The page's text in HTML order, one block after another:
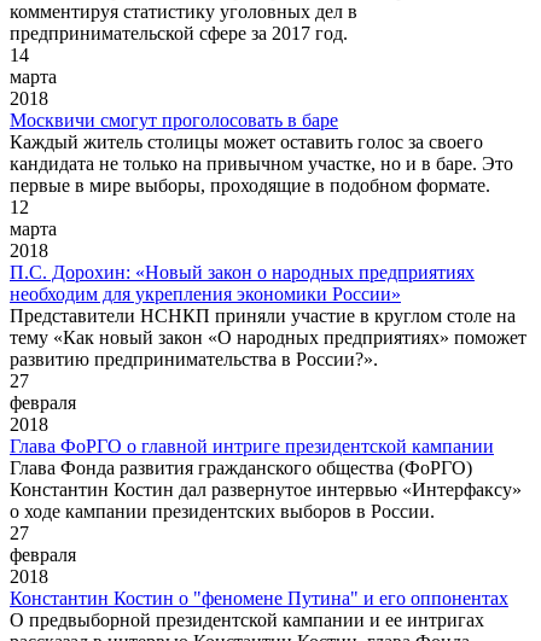
комментируя статистику уголовных дел в
предпринимательской сфере за 2017 год.
14
марта
2018
Москвичи смогут проголосовать в баре
Каждый житель столицы может оставить голос за своего
кандидата не только на привычном участке, но и в баре. Это
первые в мире выборы, проходящие в подобном формате.
12
марта
2018
П.С. Дорохин: «Новый закон о народных предприятиях
необходим для укрепления экономики России»
Представители НСНКП приняли участие в круглом столе на
тему «Как новый закон «О народных предприятиях» поможет
развитию предпринимательства в России?».
27
февраля
2018
Глава ФоРГО о главной интриге президентской кампании
Глава Фонда развития гражданского общества (ФоРГО)
Константин Костин дал развернутое интервью «Интерфаксу»
о ходе кампании президентских выборов в России.
27
февраля
2018
Константин Костин о "феномене Путина" и его оппонентах
О предвыборной президентской кампании и ее интригах